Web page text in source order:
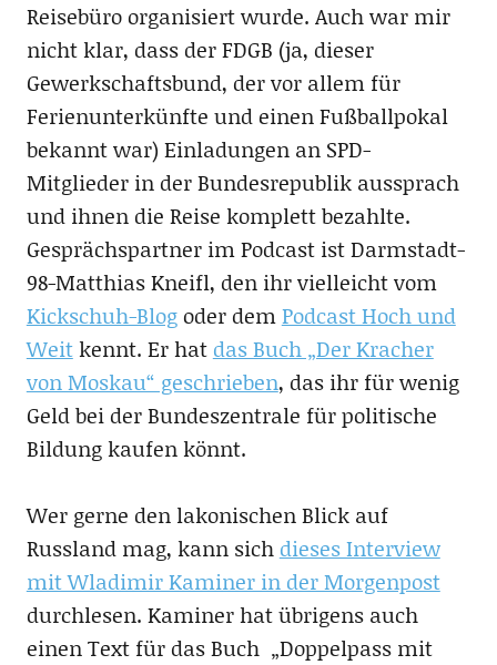
Reisebüro organisiert wurde. Auch war mir
nicht klar, dass der FDGB (ja, dieser
Gewerkschaftsbund, der vor allem für
Ferienunterkünfte und einen Fußballpokal
bekannt war) Einladungen an SPD-
Mitglieder in der Bundesrepublik aussprach
und ihnen die Reise komplett bezahlte.
Gesprächspartner im Podcast ist Darmstadt-
98-Matthias Kneifl, den ihr vielleicht vom
Kickschuh-Blogoder demPodcast Hoch und
Weitkennt. Er hat das Buch „Der Kracher
von Moskau“ geschrieben, das ihr für wenig
Geld bei der Bundeszentrale für politische
Bildung kaufen könnt.
Wer gerne den lakonischen Blick auf
Russland mag, kann sich dieses Interview
mit Wladimir Kaminer in der Morgenpost
durchlesen. Kaminer hat übrigens auch
einen Text für das Buch „Doppelpass mit